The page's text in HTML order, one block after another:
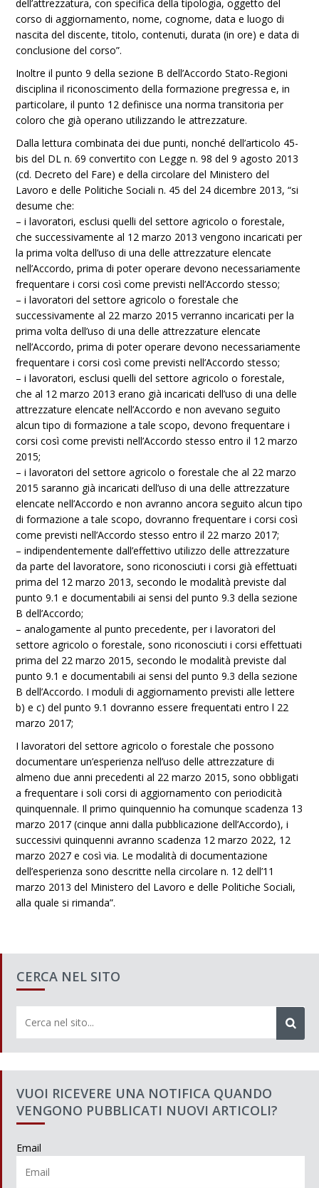
dell’attrezzatura, con specifica della tipologia, oggetto del
corso di aggiornamento, nome, cognome, data e luogo di
nascita del discente, titolo, contenuti, durata (in ore) e data di
conclusione del corso”.
Inoltre il punto 9 della sezione B dell’Accordo Stato-Regioni
disciplina il riconoscimento della formazione pregressa e, in
particolare, il punto 12 definisce una norma transitoria per
coloro che già operano utilizzando le attrezzature.
Dalla lettura combinata dei due punti, nonché dell’articolo 45-
bis del DL n. 69 convertito con Legge n. 98 del 9 agosto 2013
(cd. Decreto del Fare) e della circolare del Ministero del
Lavoro e delle Politiche Sociali n. 45 del 24 dicembre 2013, “si
desume che:
– i lavoratori, esclusi quelli del settore agricolo o forestale,
che successivamente al 12 marzo 2013 vengono incaricati per
la prima volta dell’uso di una delle attrezzature elencate
nell’Accordo, prima di poter operare devono necessariamente
frequentare i corsi così come previsti nell’Accordo stesso;
– i lavoratori del settore agricolo o forestale che
successivamente al 22 marzo 2015 verranno incaricati per la
prima volta dell’uso di una delle attrezzature elencate
nell’Accordo, prima di poter operare devono necessariamente
frequentare i corsi così come previsti nell’Accordo stesso;
– i lavoratori, esclusi quelli del settore agricolo o forestale,
che al 12 marzo 2013 erano già incaricati dell’uso di una delle
attrezzature elencate nell’Accordo e non avevano seguito
alcun tipo di formazione a tale scopo, devono frequentare i
corsi così come previsti nell’Accordo stesso entro il 12 marzo
2015;
– i lavoratori del settore agricolo o forestale che al 22 marzo
2015 saranno già incaricati dell’uso di una delle attrezzature
elencate nell’Accordo e non avranno ancora seguito alcun tipo
di formazione a tale scopo, dovranno frequentare i corsi così
come previsti nell’Accordo stesso entro il 22 marzo 2017;
– indipendentemente dall’effettivo utilizzo delle attrezzature
da parte del lavoratore, sono riconosciuti i corsi già effettuati
prima del 12 marzo 2013, secondo le modalità previste dal
punto 9.1 e documentabili ai sensi del punto 9.3 della sezione
B dell’Accordo;
– analogamente al punto precedente, per i lavoratori del
settore agricolo o forestale, sono riconosciuti i corsi effettuati
prima del 22 marzo 2015, secondo le modalità previste dal
punto 9.1 e documentabili ai sensi del punto 9.3 della sezione
B dell’Accordo. I moduli di aggiornamento previsti alle lettere
b) e c) del punto 9.1 dovranno essere frequentati entro l 22
marzo 2017;
I lavoratori del settore agricolo o forestale che possono
documentare un’esperienza nell’uso delle attrezzature di
almeno due anni precedenti al 22 marzo 2015, sono obbligati
a frequentare i soli corsi di aggiornamento con periodicità
quinquennale. Il primo quinquennio ha comunque scadenza 13
marzo 2017 (cinque anni dalla pubblicazione dell’Accordo), i
successivi quinquenni avranno scadenza 12 marzo 2022, 12
marzo 2027 e così via. Le modalità di documentazione
dell’esperienza sono descritte nella circolare n. 12 dell’11
marzo 2013 del Ministero del Lavoro e delle Politiche Sociali,
alla quale si rimanda”.
CERCA NEL SITO
VUOI RICEVERE UNA NOTIFICA QUANDO
VENGONO PUBBLICATI NUOVI ARTICOLI?
Email